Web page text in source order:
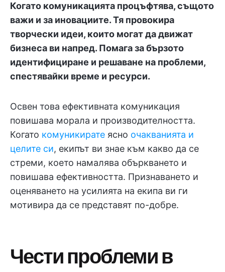
Когато комуникацията процъфтява, същото
важи и за иновациите. Тя провокира
творчески идеи, които могат да движат
бизнеса ви напред. Помага за бързото
идентифициране и решаване на проблеми,
спестявайки време и ресурси.
Освен това ефективната комуникация
повишава морала и производителността.
Когато комуникирате ясно очакванията и
целите си, екипът ви знае към какво да се
стреми, което намалява объркването и
повишава ефективността. Признаването и
оценяването на усилията на екипа ви ги
мотивира да се представят по-добре.
Чести проблеми в